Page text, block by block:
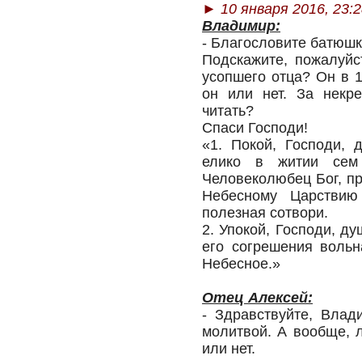
► 10 января 2016,
Владимир:
- Благословите
Подскажите,
усопшего отца? Он в
он или нет. За
читать?
Спаси Господи!
«1. Покой, Господи,
елико в житии
Человеколюбец Бог,
Небесному
полезная сотвори.
2. Упокой, Господи,
его согрешения
Небесное.»
Отец Алексей:
- Здравствуйте,
молитвой. А вообще,
или нет.